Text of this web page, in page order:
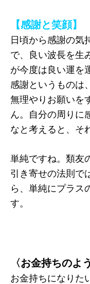
【感謝と笑顔】
日頃から感謝の気
で、良い波長を生
が今度は良い運を
感謝というものは
無理やりお願いを
ん。自分の周りに
なと考えると、そ
単純ですね。類友
引き寄せの法則で
ら、単純にプラス
す。
〈お金持ちのよ
お金持ちになりた